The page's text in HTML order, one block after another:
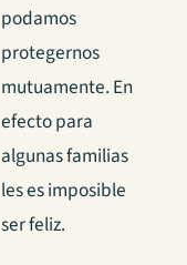
podamos
protegernos
mutuamente. En
efecto para
algunas familias
les es imposible
ser feliz.